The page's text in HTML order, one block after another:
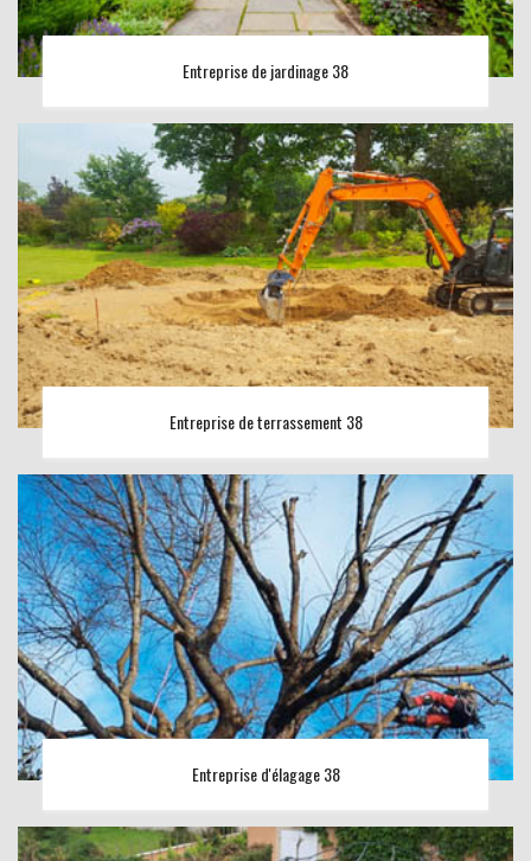
Entreprise de jardinage 38
Entreprise de terrassement 38
Entreprise d'élagage 38